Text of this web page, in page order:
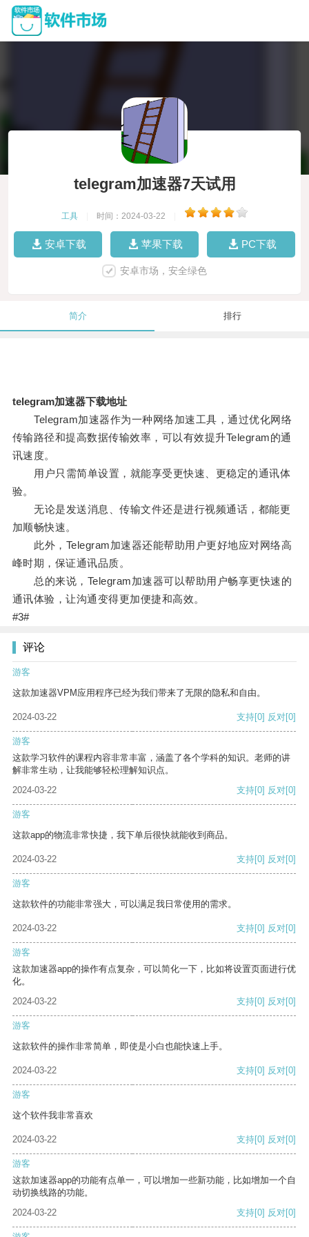
telegram加速器7天试用
工具 时间：2024-03-22
安卓下载 苹果下载 PC下载
安卓市场，安全绿色
简介 排行
telegram加速器下载地址
Telegram加速器作为一种网络加速工具，通过优化网络
传输路径和提高数据传输效率，可以有效提升Telegram的通
讯速度。
用户只需简单设置，就能享受更快速、更稳定的通讯体
验。
无论是发送消息、传输文件还是进行视频通话，都能更
加顺畅快速。
此外，Telegram加速器还能帮助用户更好地应对网络高
峰时期，保证通讯品质。
总的来说，Telegram加速器可以帮助用户畅享更快速的
通讯体验，让沟通变得更加便捷和高效。
#3#
评论
游客
这款加速器VPM应用程序已经为我们带来了无限的隐私和自由。
2024-03-22 支持[0] 反对[0]
游客
这款学习软件的课程内容非常丰富，涵盖了各个学科的知识。老师的讲
解非常生动，让我能够轻松理解知识点。
2024-03-22
支持[0] 反对[0]
游客
这款app的物流非常快捷，我下单后很快就能收到商品。
2024-03-22 支持[0] 反对[0]
游客
这款软件的功能非常强大，可以满足我日常使用的需求。
2024-03-22 支持[0] 反对[0]
游客
这款加速器app的操作有点复杂，可以简化一下，比如将设置页面进行优
化。
2024-03-22
支持[0] 反对[0]
游客
这款软件的操作非常简单，即使是小白也能快速上手。
2024-03-22 支持[0] 反对[0]
游客
这个软件我非常喜欢
2024-03-22 支持[0] 反对[0]
游客
这款加速器app的功能有点单一，可以增加一些新功能，比如增加一个自
动切换线路的功能。
2024-03-22
支持[0] 反对[0]